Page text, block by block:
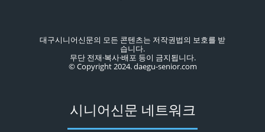
대구시니어신문의 모든 콘텐츠는 저작권법의 보호를 받
습니다.
무단 전재·복사·배포 등이 금지됩니다.
© Copyright 2024. daegu-senior.com
시니어신문 네트워크